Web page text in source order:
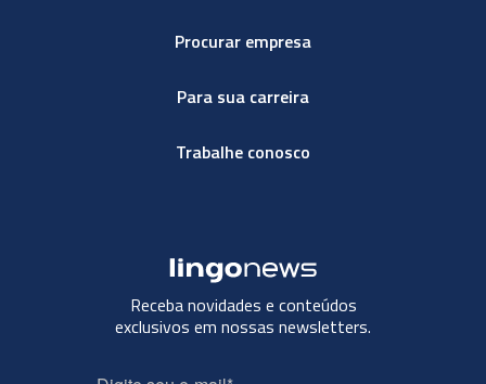
Procurar empresa
Para sua carreira
Trabalhe conosco
Receba novidades e conteúdos
exclusivos em nossas newsletters.